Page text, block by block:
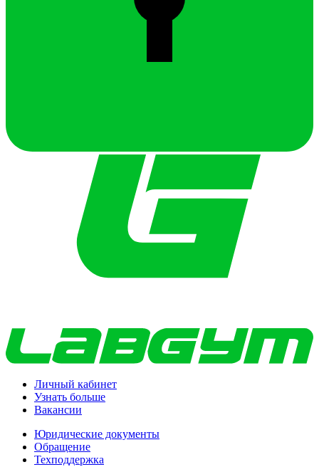
Личный кабинет
Узнать больше
Вакансии
Юридические документы
Обращение
Техподдержка